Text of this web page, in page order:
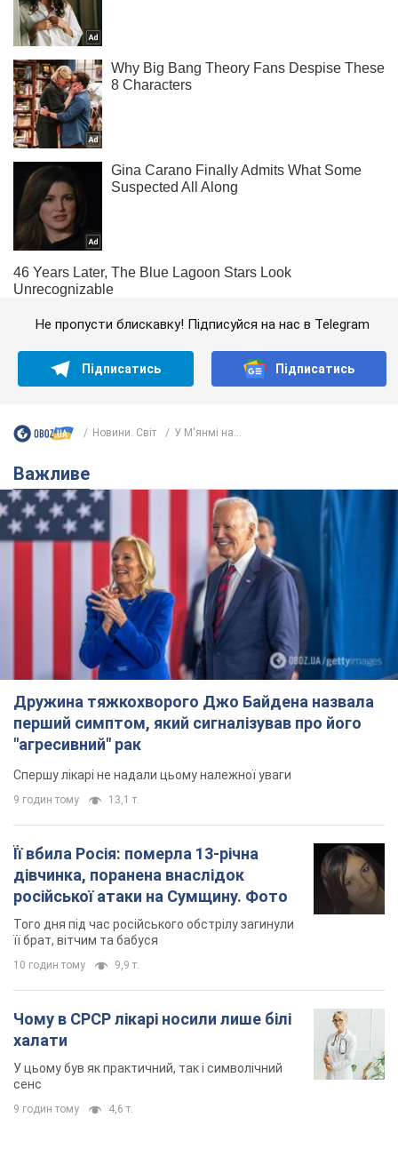
Не пропусти блискавку! Підписуйся на нас в Telegram
Підписатись Підписатись
Новини. Світ У М'янмі на...
Важливе
Дружина тяжкохворого Джо Байдена назвала
перший симптом, який сигналізував про його
"агресивний" рак
Спершу лікарі не надали цьому належної уваги
9 годин тому 13,1 т.
Її вбила Росія: померла 13-річна
дівчинка, поранена внаслідок
російської атаки на Сумщину. Фото
Того дня під час російського обстрілу загинули
її брат, вітчим та бабуся
10 годин тому 9,9 т.
Чому в СРСР лікарі носили лише білі
халати
У цьому був як практичний, так і символічний
сенс
9 годин тому 4,6 т.